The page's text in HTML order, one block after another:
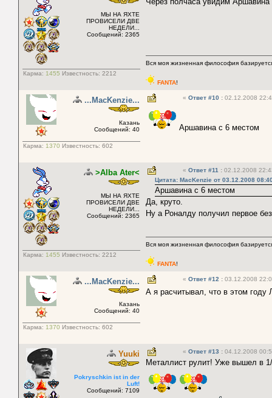
МЫ НА ЯХТЕ
ПРОВИСЕЛИ ДВЕ
НЕДЕЛИ...
Сообщений: 2365
Карма: 1455 Известность: 2212
Вся моя жизненная философия
FANTA!
...MacKenzie...
Казань
Сообщений: 40
Карма: 1370 Известность: 602
« Ответ #10 : 02.12.2008
Аршавина с 6 местом
>Alba Ater<
МЫ НА ЯХТЕ
ПРОВИСЕЛИ ДВЕ
НЕДЕЛИ...
Сообщений: 2365
Карма: 1455 Известность: 2212
« Ответ #11 : 02.12.2008
Цитата: MacKenzie от 03.12.2008
Аршавина с 6 местом
Да, круто.
Ну а Роналду получил первое
Вся моя жизненная философия
FANTA!
...MacKenzie...
Казань
Сообщений: 40
Карма: 1370 Известность: 602
« Ответ #12 : 03.12.2008
А я расчитывал, что в этом
Yuuki
Pokryschkin ist in der
Luft!
Сообщений: 7109
« Ответ #13 : 04.12.2008
Металлист рулит! Уже вышел в